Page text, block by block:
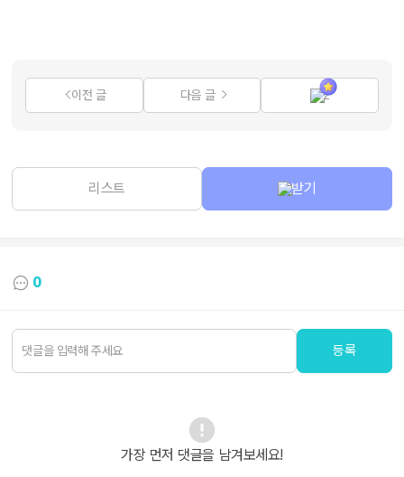
이전 글 다음 글 2
리스트 받기
0
등록
가장 먼저 댓글을 남겨보세요!